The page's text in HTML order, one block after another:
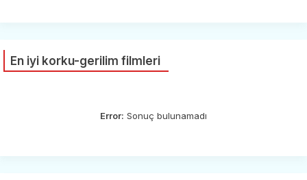
En iyi korku-gerilim filmleri
Error: Sonuç bulunamadı